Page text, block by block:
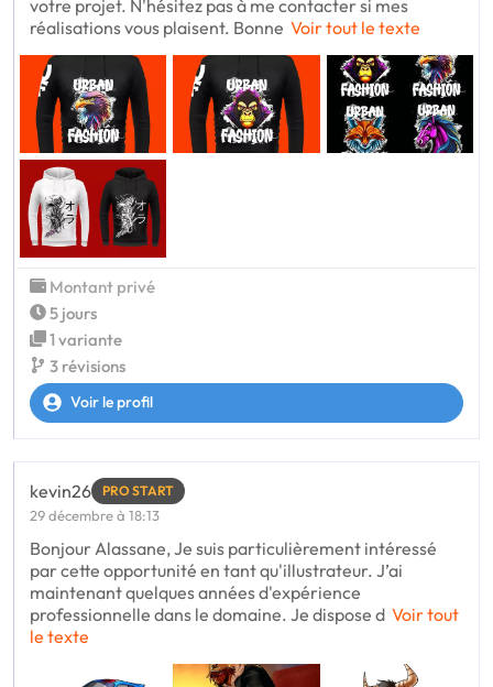
votre projet. N'hésitez pas à me contacter si mes
réalisations vous plaisent. Bonne Voir tout le texte
Montant privé
5 jours
1 variante
3 révisions
Voir le profil
kevin26 PRO START
29 décembre à 18:13
Bonjour Alassane, Je suis particulièrement intéressé
par cette opportunité en tant qu'illustrateur. J’ai
maintenant quelques années d'expérience
professionnelle dans le domaine. Je dispose d Voir tout
le texte